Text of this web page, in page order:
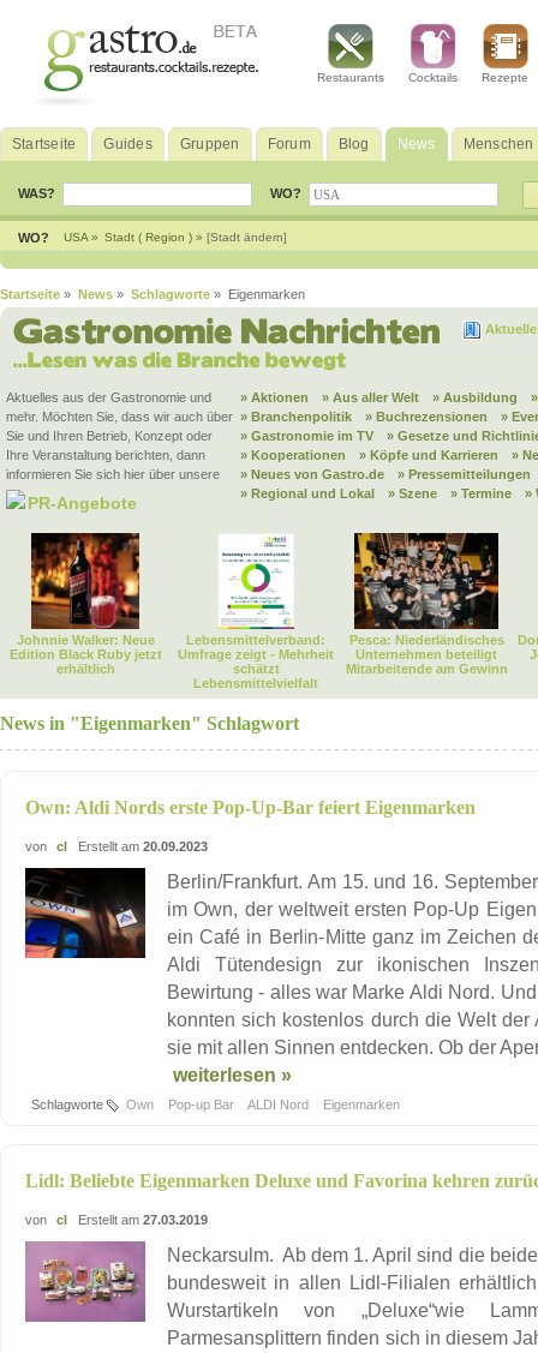
Restaurants Cocktails Rezepte
Startseite Guides Gruppen Forum Blog News Menschen
WAS? WO?
WO? USA » Stadt ( Region ) » [Stadt ändern]
Startseite » News » Schlagworte » Eigenmarken
Aktuelles aus der Gastronomie und
mehr. Möchten Sie, dass wir auch über
Sie und Ihren Betrieb, Konzept oder
Ihre Veranstaltung berichten, dann
informieren Sie sich hier über unsere
PR-Angebote
» Aktionen » Aus aller Welt » Ausbildung
» Branchenpolitik
» Buchrezensionen
»
» Gastronomie im TV
» Gesetze und
» Kooperationen
» Köpfe und Karrieren
»
» Neues von Gastro.de
» Pressemitteilungen
» Regional und Lokal
» Szene » Termine »
Johnnie Walker: Neue
Edition Black Ruby jetzt
erhältlich
Lebensmittelverband:
Umfrage zeigt - Mehrheit
schätzt
Lebensmittelvielfalt
Pesca: Niederländisches
Unternehmen beteiligt
Mitarbeitende am Gewinn
News in "Eigenmarken" Schlagwort
Own: Aldi Nords erste Pop-Up-Bar feiert Eigenmarken
von cl Erstellt am 20.09.2023
Berlin/Frankfurt. Am 15. und 16.
im Own, der weltweit ersten Pop-Up
ein Café in Berlin-Mitte ganz im Zeichen
Aldi Tütendesign zur ikonischen
Bewirtung - alles war Marke Aldi Nord.
konnten sich kostenlos durch die Welt
sie mit allen Sinnen entdecken. Ob der
weiterlesen »
Schlagworte Own Pop-up Bar ALDI Nord Eigenmarken
Lidl: Beliebte Eigenmarken Deluxe und Favorina kehren
von cl Erstellt am 27.03.2019
Neckarsulm. Ab dem 1. April sind die
bundesweit in allen Lidl-Filialen
Wurstartikeln von „Deluxe“wie
Parmesansplittern finden sich in diesem